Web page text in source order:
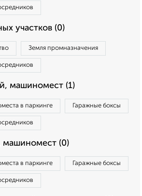
участков (0)
Земля промназначения
машиномест (1)
в паркинге Гаражные боксы
машиномест (0)
в паркинге Гаражные боксы